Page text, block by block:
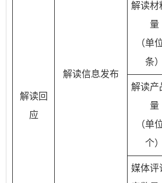
解读回
应
解读信息发布
解读材
量
（单
条）
解读产
量
（单
个）
媒体评